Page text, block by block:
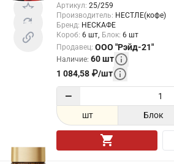
Артикул: 25/259
Производитель: НЕСТЛЕ(кофе)
Бренд: НЕСКАФЕ
Короб: 6 шт Блок: 6 шт
Продавец: ООО "Рэйд-21"
Наличие: 60шт
1 084,58 ₽/шт
−
шт Блок